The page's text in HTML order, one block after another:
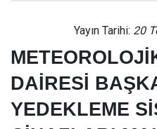
Yayın Tarihi: 20
DAİRESİ
YEDEKLEME